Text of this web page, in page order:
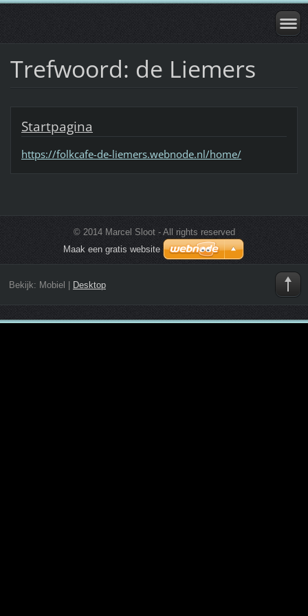
Trefwoord: de Liemers
Startpagina
https://folkcafe-de-liemers.webnode.nl/home/
© 2014 Marcel Sloot - All rights reserved
Maak een gratis website
Bekijk: Mobiel Desktop